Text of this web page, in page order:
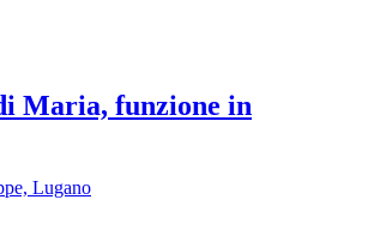
Maria, funzione in
Lugano